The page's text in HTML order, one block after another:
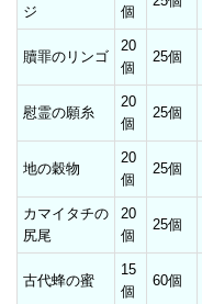
ジ 個
贖罪のリンゴ
20
個
25個
慰霊の願糸
20
個
25個
地の穀物
20
個
25個
カマイタチの
尻尾
20
個
25個
古代蜂の蜜
15
個
60個